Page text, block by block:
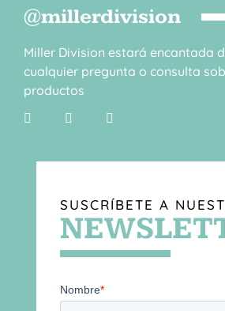
@millerdivision
Miller Division estará encantada
cualquier pregunta o consulta
productos
SUSCRÍBETE A